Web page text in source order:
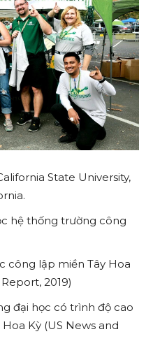
State University,
hệ thống trường công
công lập miền Tây Hoa
2019)
đại học có trình độ cao
Kỳ (US News and